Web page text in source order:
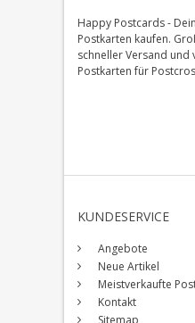
Happy Postcards -
Postkarten kaufen.
schneller Versand und
Postkarten für
KUNDESERVICE
Angebote
Neue Artikel
Meistverkaufte
Kontakt
Sitemap